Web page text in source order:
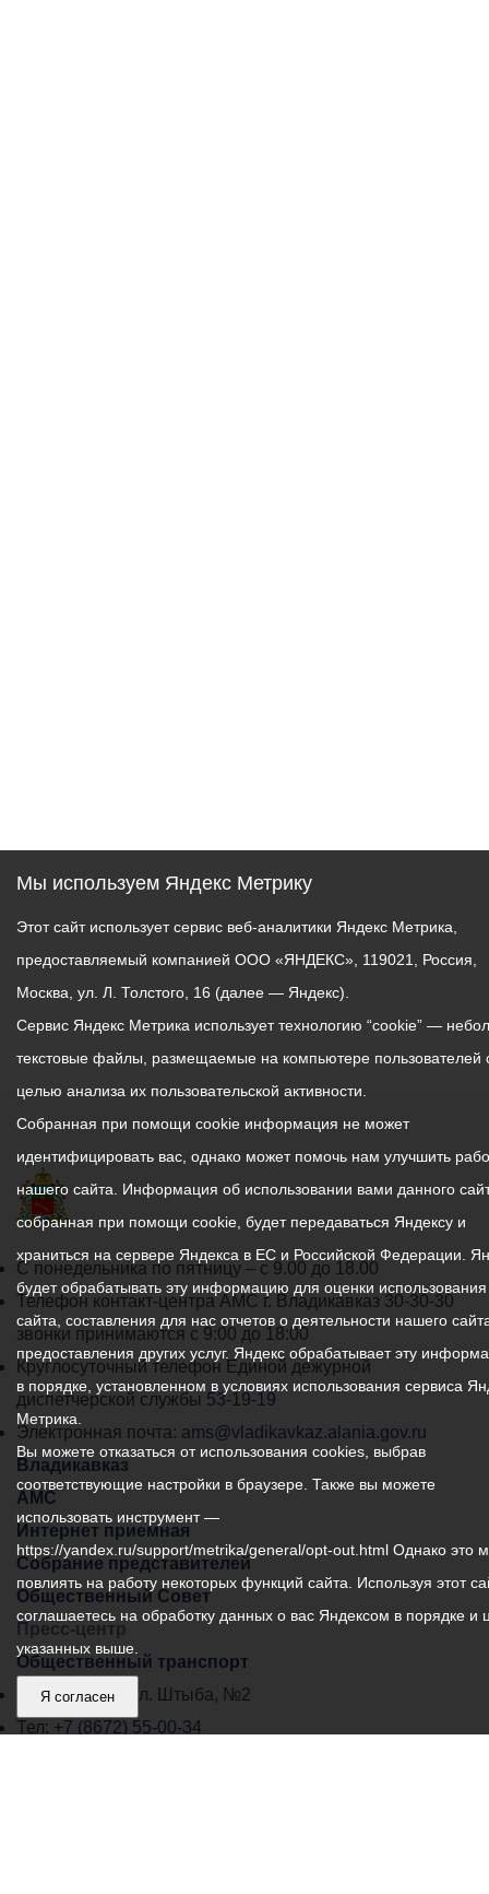
График
работы
администрации
местного
самоуправления
города
Владикавказ:
С понедельника по пятницу – с 9.00 до 18.00
Телефон контакт-центра АМС г. Владикавказ 30-30-30
звонки принимаются с 9:00 до 18:00
Круглосуточный телефон Единой дежурной
диспетчерской службы 53-19-19
Электронная почта: ams@vladikavkaz.alania.gov.ru
Владикавказ
АМС
Интернет приемная
Собрание представителей
Общественный Совет
Пресс-центр
Общественный транспорт
Владикавказ, пл. Штыба, №2
Тел: +7 (8672) 55-00-34
Мы используем Яндекс Метрику
Этот сайт использует сервис веб-аналитики Яндекс Метрика,
предоставляемый компанией ООО «ЯНДЕКС», 119021, Россия,
Москва, ул. Л. Толстого, 16 (далее — Яндекс).
Сервис Яндекс Метрика использует технологию “cookie” —
текстовые файлы, размещаемые на компьютере пользователей
целью анализа их пользовательской активности.
Собранная при помощи cookie информация не может
идентифицировать вас, однако может помочь нам улучшить
нашего сайта. Информация об использовании вами данного
собранная при помощи cookie, будет передаваться Яндексу и
храниться на сервере Яндекса в ЕС и Российской Федерации.
будет обрабатывать эту информацию для оценки
сайта, составления для нас отчетов о деятельности нашего
предоставления других услуг. Яндекс обрабатывает эту
в порядке, установленном в условиях использования сервиса
Метрика.
Вы можете отказаться от использования cookies, выбрав
соответствующие настройки в браузере. Также вы можете
использовать инструмент —
https://yandex.ru/support/metrika/general/opt-out.html Однако это
повлиять на работу некоторых функций сайта. Используя этот
соглашаетесь на обработку данных о вас Яндексом в порядке и
указанных выше.
Я согласен